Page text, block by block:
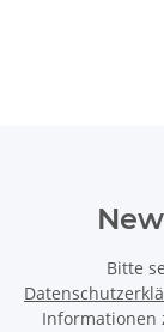
Bitte
Informationen